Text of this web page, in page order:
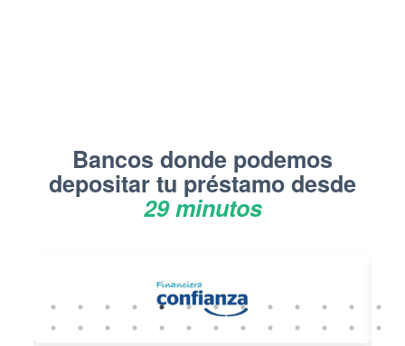
Bancos donde podemos
depositar tu préstamo desde
29 minutos